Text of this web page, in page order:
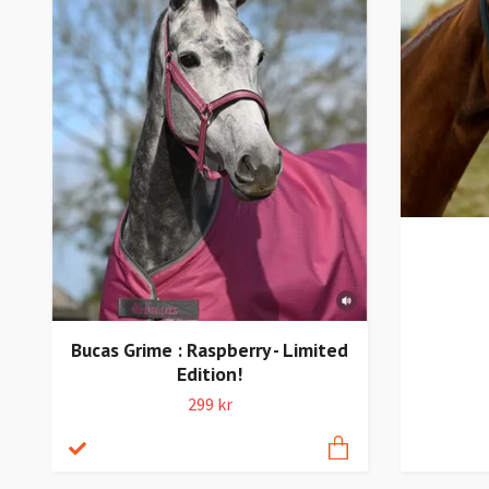
Bucas Grime : Raspberry - Limited
Edition!
299 kr